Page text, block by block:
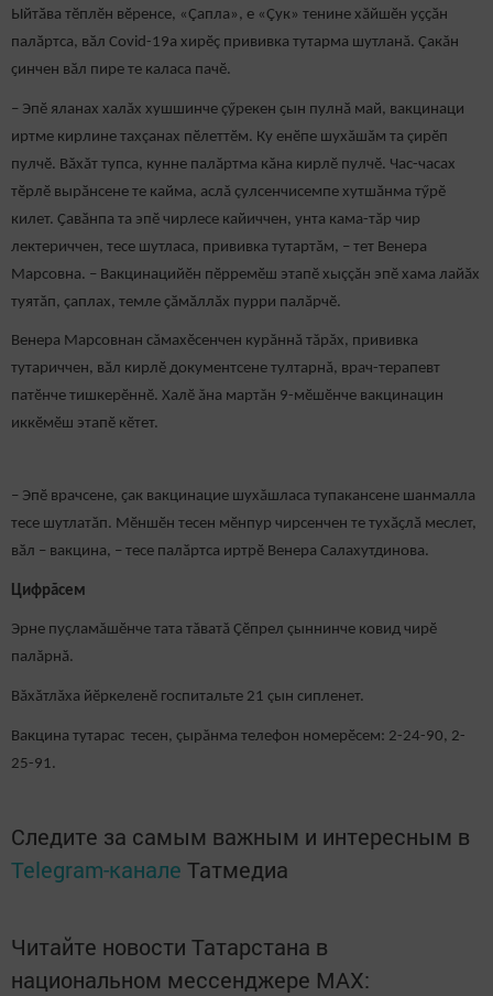
Ыйтӑва тӗплӗн вӗренсе, «Çапла», е «Çук» тенине хăйшӗн уҫҫӑн
палӑртса, вӑл Covid-19а хирӗç прививка тутарма шутланă. Çакăн
ҫинчен вӑл пире те каласа пачӗ.
– Эпӗ яланах халăх хушшинче çӳрекен ҫын пулнӑ май, вакцинаци
иртме кирлине тахçанах пӗлеттӗм. Ку енӗпе шухăшăм та çирӗп
пулчӗ. Вăхăт тупса, кунне палăртма кăна кирлӗ пулчӗ. Час-часах
тӗрлӗ вырӑнсене те кайма, аслă çулсенчисемпе хутшӑнма тӳрӗ
килет. Ҫавӑнпа та эпӗ чирлесе кайиччен, унта кама-тăр чир
лектериччен, тесе шутласа, прививка тутартăм, – тет Венера
Марсовна. – Вакцинацийӗн пӗрремӗш этапӗ хыççăн эпӗ хама лайӑх
туятăп, çаплах, темле ҫӑмӑллӑх пурри палӑрчӗ.
Венера Марсовнан сăмахӗсенчен курăннă тăрăх, прививка
тутариччен, вӑл кирлӗ документсене тултарнă, врач-терапевт
патӗнче тишкерӗннӗ. Халӗ ăна мартăн 9-мӗшӗнче вакцинацин
иккӗмӗш этапӗ кӗтет.
– Эпӗ врачсене, ҫак вакцинацие шухăшласа тупакансене шанмалла
тесе шутлатăп. Мӗншӗн тесен мӗнпур чирсенчен те тухӑҫлӑ меслет,
вӑл – вакцина, – тесе палӑртса иртрӗ Венера Салахутдинова.
Цифрăсем
Эрне пуçламăшӗнче тата тăватă Çӗпрел çыннинче ковид чирӗ
палăрнă.
Вăхăтлăха йӗркеленӗ госпитальте 21 çын сипленет.
Вакцина тутарас тесен, çырăнма телефон номерӗсем: 2-24-90, 2-
25-91.
Следите за самым важным и интересным в
Telegram-канале Татмедиа
Читайте новости Татарстана в
национальном мессенджере MАХ: